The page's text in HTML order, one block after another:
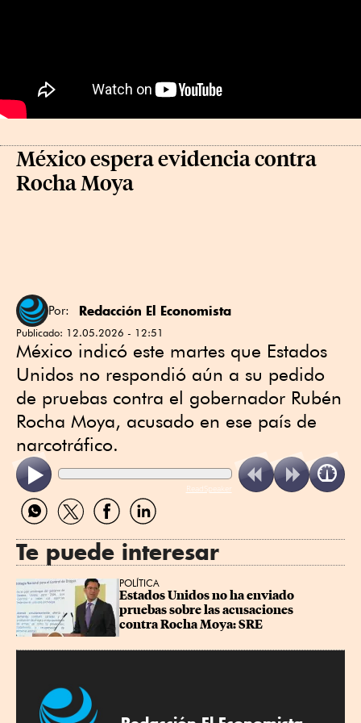
México espera evidencia contra
Rocha Moya
Por: Redacción El Economista
Publicado: 12.05.2026 - 12:51
México indicó este martes que Estados
Unidos no respondió aún a su pedido
de pruebas contra el gobernador Rubén
Rocha Moya, acusado en ese país de
narcotráfico.
ReadSpeaker
Compartir
por
Compartir
por
Compartir
por
Compartir
por
Te puede interesar
POLÍTICA
Estados Unidos no ha enviado
pruebas sobre las acusaciones
contra Rocha Moya: SRE